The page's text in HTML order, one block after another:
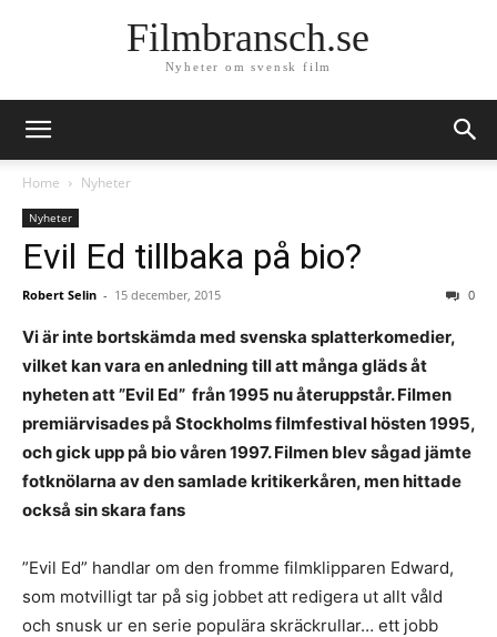
Filmbransch.se
Nyheter om svensk film
Home Nyheter
Nyheter
Evil Ed tillbaka på bio?
Robert Selin - 15 december, 2015 0
Vi är inte bortskämda med svenska splatterkomedier,
vilket kan vara en anledning till att många gläds åt
nyheten att ”Evil Ed” från 1995 nu återuppstår. Filmen
premiärvisades på Stockholms filmfestival hösten 1995,
och gick upp på bio våren 1997. Filmen blev sågad jämte
fotknölarna av den samlade kritikerkåren, men hittade
också sin skara fans
”Evil Ed” handlar om den fromme filmklipparen Edward,
som motvilligt tar på sig jobbet att redigera ut allt våld
och snusk ur en serie populära skräckrullar… ett jobb